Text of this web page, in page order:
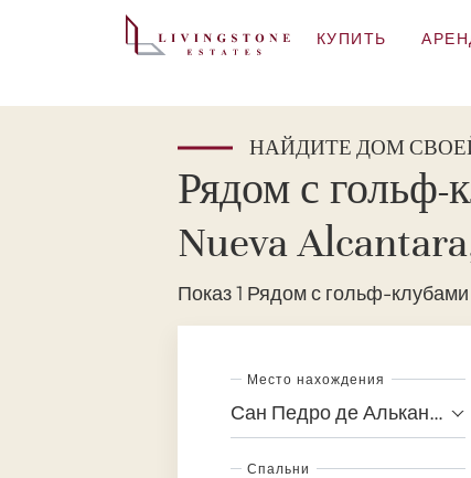
КУПИТЬ
НАЙДИТЕ ДОМ
Рядом с гольф-
Nueva
Показ 1 Рядом с гольф-
Место нахождения
Сан Педро де Алькантара
Спальни